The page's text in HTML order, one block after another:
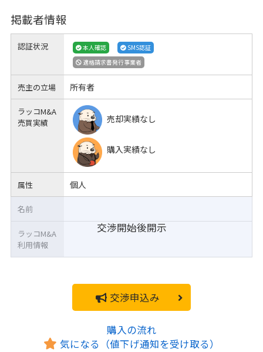
掲載者情報
認証状況 本人確認
SMS認証
適格請求書発行事業者
売主の立場 所有者
ラッコM&A
売買実績
売却実績なし
購入実績なし
属性 個人
交渉開始後開示
名前
ラッコM&A
利用情報
交渉申込み
購入の流れ
気になる（値下げ通知を受け取る）